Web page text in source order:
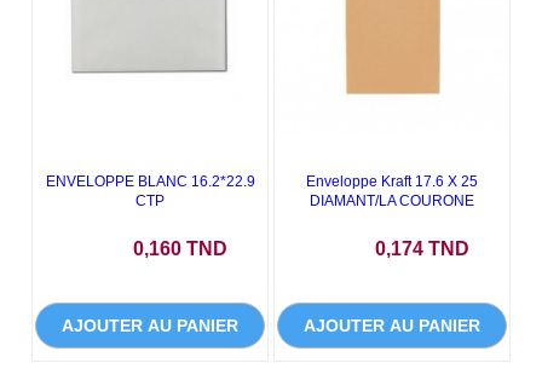
ENVELOPPE BLANC 16.2*22.9
CTP
0,160 TND
AJOUTER AU PANIER
Enveloppe Kraft 17.6 X 25
DIAMANT/LA COURONE
0,174 TND
AJOUTER AU PANIER